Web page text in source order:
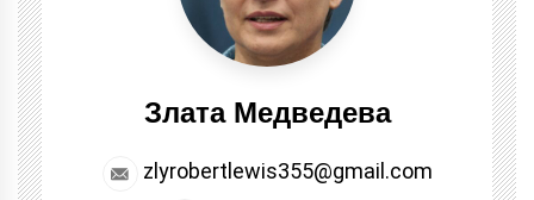
Злата Медведева
zlyrobertlewis355@gmail.com